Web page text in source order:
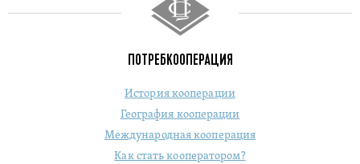
ПОТРЕБКООПЕРАЦИЯ
История кооперации
География кооперации
Международная кооперация
Как стать кооператором?